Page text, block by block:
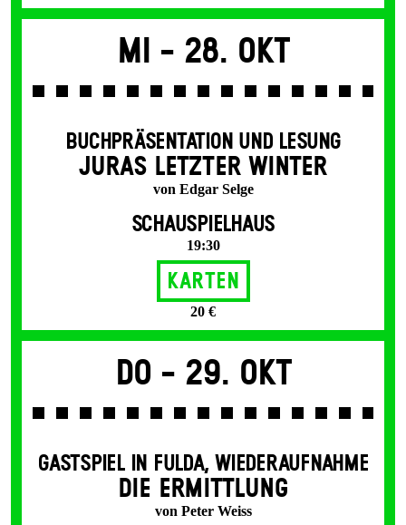
Mi - 28. Okt
BUCHPRÄSENTATION UND LESUNG
JURAS LETZTER WINTER
von Edgar Selge
SCHAUSPIELHAUS
19:30
Karten
20 €
Do - 29. Okt
GASTSPIEL IN FULDA,WIEDERAUFNAHME
DIE ERMITTLUNG
von Peter Weiss